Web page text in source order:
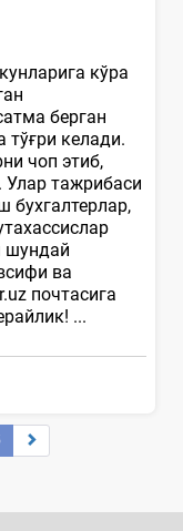
кўра
берган
тўғри келади.
чоп этиб,
Улар тажрибаси
бухгалтерлар,
шундай
ва
почтасига
...